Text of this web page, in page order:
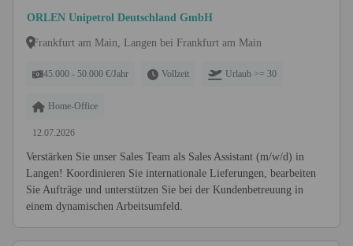
ORLEN Unipetrol Deutschland GmbH
Frankfurt am Main, Langen bei Frankfurt am Main
45.000 - 50.000 €/Jahr Vollzeit Urlaub >= 30
Home-Office
12.07.2026
Verstärken Sie unser Sales Team als Sales Assistant (m/w/d) in
Langen! Koordinieren Sie internationale Lieferungen, bearbeiten
Sie Aufträge und unterstützen Sie bei der Kundenbetreuung in
einem dynamischen Arbeitsumfeld.